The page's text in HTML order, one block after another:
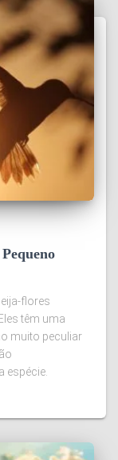
flores
têm uma
muito peculiar
espécie.